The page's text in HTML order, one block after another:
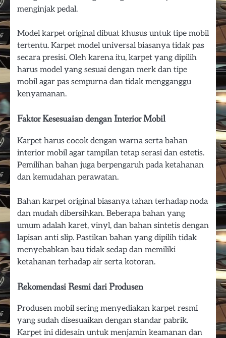
menginjak pedal.
Model karpet original dibuat khusus untuk tipe mobil
tertentu. Karpet model universal biasanya tidak pas
secara presisi. Oleh karena itu, karpet yang dipilih
harus model yang sesuai dengan merk dan tipe
mobil agar pas sempurna dan tidak mengganggu
kenyamanan.
Faktor Kesesuaian dengan Interior Mobil
Karpet harus cocok dengan warna serta bahan
interior mobil agar tampilan tetap serasi dan estetis.
Pemilihan bahan juga berpengaruh pada ketahanan
dan kemudahan perawatan.
Bahan karpet original biasanya tahan terhadap noda
dan mudah dibersihkan. Beberapa bahan yang
umum adalah karet, vinyl, dan bahan sintetis dengan
lapisan anti slip. Pastikan bahan yang dipilih tidak
menyebabkan bau tidak sedap dan memiliki
ketahanan terhadap air serta kotoran.
Rekomendasi Resmi dari Produsen
Produsen mobil sering menyediakan karpet resmi
yang sudah disesuaikan dengan standar pabrik.
Karpet ini didesain untuk menjamin keamanan dan